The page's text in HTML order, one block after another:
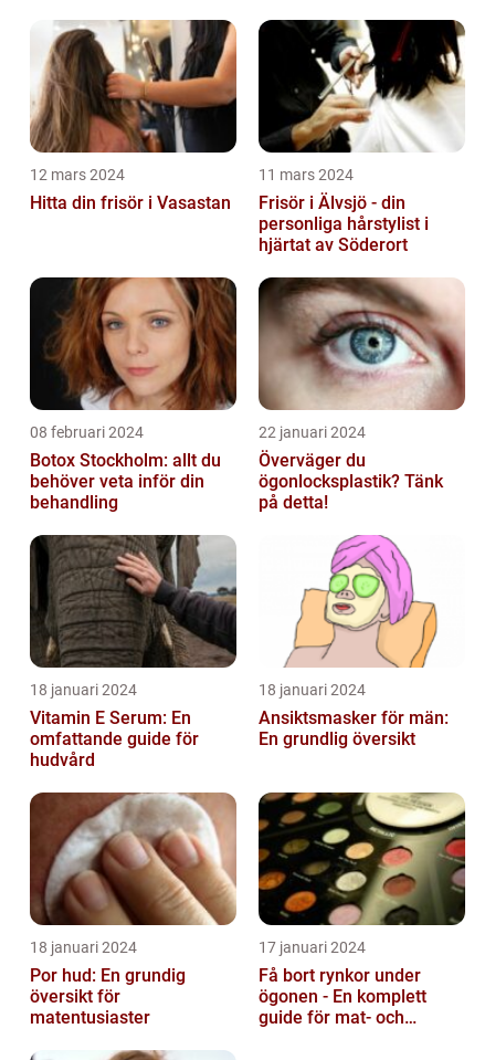
12 mars 2024
Hitta din frisör i Vasastan
11 mars 2024
Frisör i Älvsjö - din
personliga hårstylist i
hjärtat av Söderort
08 februari 2024
Botox Stockholm: allt du
behöver veta inför din
behandling
22 januari 2024
Överväger du
ögonlocksplastik? Tänk
på detta!
18 januari 2024
Vitamin E Serum: En
omfattande guide för
hudvård
18 januari 2024
Ansiktsmasker för män:
En grundlig översikt
18 januari 2024
Por hud: En grundig
översikt för
matentusiaster
17 januari 2024
Få bort rynkor under
ögonen - En komplett
guide för mat- och